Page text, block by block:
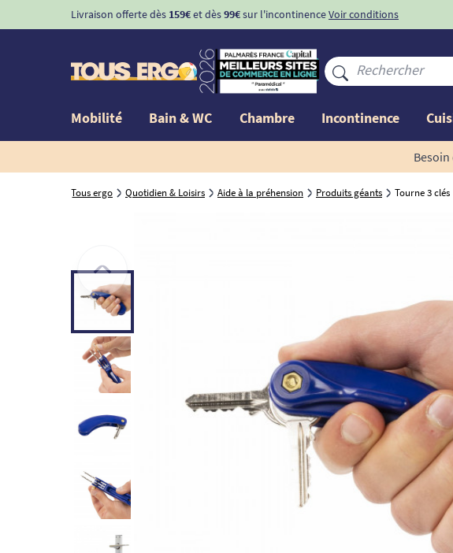
Livraison offerte dès 159€et dès99€sur l'incontinenceVoir conditions
Mobilité Bain & WC Chambre Incontinence
Tous ergo Quotidien & Loisirs Aide à la préhension Produits géants Tourne 3 clés